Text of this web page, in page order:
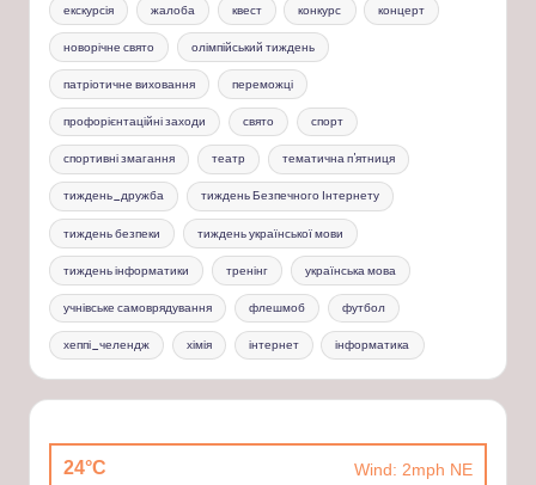
екскурсія жалоба квест конкурс концерт
новорічне свято олімпійський тиждень
патріотичне виховання переможці
профорієнтаційні заходи свято спорт
спортивні змагання театр тематична п'ятниця
тиждень_дружба тиждень Безпечного Інтернету
тиждень безпеки тиждень української мови
тиждень інформатики тренінг українська мова
учнівське самоврядування флешмоб футбол
хеппі_челендж хімія інтернет інформатика
24°C
Wind: 2mph NE